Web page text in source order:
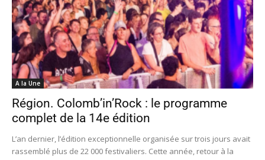
A la Une
Région. Colomb’in’Rock : le programme
complet de la 14e édition
L’an dernier, l’édition exceptionnelle organisée sur trois jours avait
rassemblé plus de 22 000 festivaliers. Cette année, retour à la